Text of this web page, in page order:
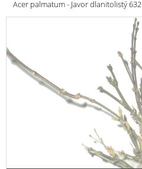
Acer palmatum - Javor dlanitolistý 632